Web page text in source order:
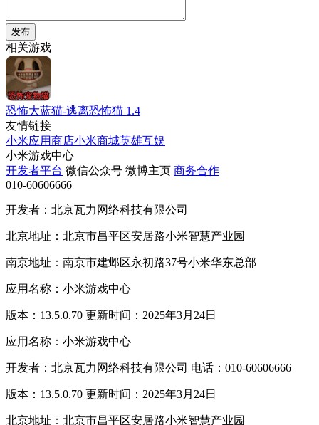
发布
相关游戏
恐怖大蓝猫-逃离恐怖猫 1.4
友情链接
小米应用商店小米商城英雄互娱
小米游戏中心
开发者平台 微信公众号 微博主页 商务合作
010-60606666
开发者：北京瓦力网络科技有限公司
北京地址：北京市昌平区安居路小米智慧产业园
南京地址：南京市建邺区永初路37号小米华东总部
应用名称：小米游戏中心
版本：13.5.0.70 更新时间：2025年3月24日
应用名称：小米游戏中心
开发者：北京瓦力网络科技有限公司 电话：010-60606666
版本：13.5.0.70 更新时间：2025年3月24日
北京地址：北京市昌平区安居路小米智慧产业园